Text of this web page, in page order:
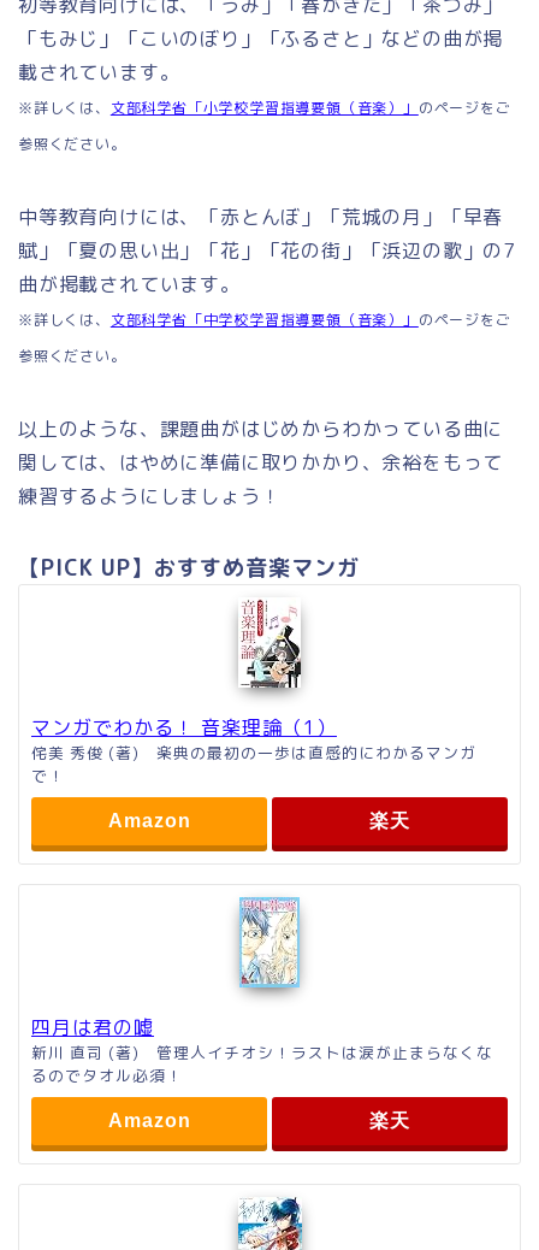
「もみじ」「こいのぼり」「ふるさと」などの曲が掲
載されています。
※詳しくは、 文部科学省「小学校学習指導要領（音楽）」 のページをご
参照ください。
中等教育向けには、「赤とんぼ」「荒城の月」「早春
賦」「夏の思い出」「花」「花の街」「浜辺の歌」の7
曲が掲載されています。
※詳しくは、 文部科学省「中学校学習指導要領（音楽）」 のページをご
参照ください。
以上のような、課題曲がはじめからわかっている曲に
関しては、はやめに準備に取りかかり、余裕をもって
練習するようにしましょう！
【PICK UP】おすすめ音楽マンガ
マンガでわかる！ 音楽理論（1）
侘美 秀俊 (著) 楽典の最初の一歩は直感的にわかるマンガ
で！
Amazon 楽天
四月は君の嘘
新川 直司 (著) 管理人イチオシ！ラストは涙が止まらなくな
るのでタオル必須！
Amazon 楽天